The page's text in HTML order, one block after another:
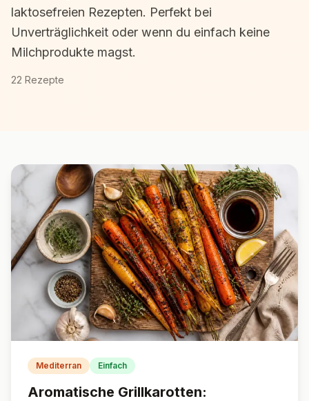
laktosefreien Rezepten. Perfekt bei
Unverträglichkeit oder wenn du einfach keine
Milchprodukte magst.
22 Rezepte
Mediterran Einfach
Aromatische Grillkarotten: